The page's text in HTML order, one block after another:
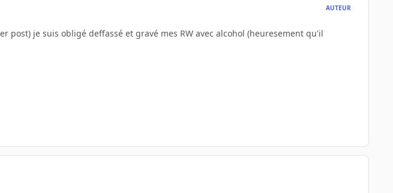
AUTEUR
post) je suis obligé deffassé et gravé mes RW avec alcohol (heuresement qu'il